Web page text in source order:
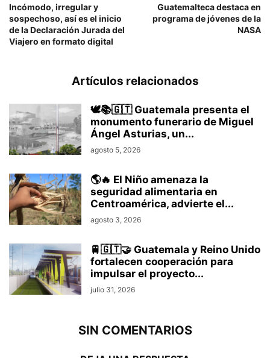
Incómodo, irregular y
sospechoso, así es el inicio
de la Declaración Jurada del
Viajero en formato digital
Guatemalteca destaca en
programa de jóvenes de la
NASA
Artículos relacionados
🕊️📚🇬🇹 Guatemala presenta el
monumento funerario de Miguel
Ángel Asturias, un...
agosto 5, 2026
🌎🔥 El Niño amenaza la
seguridad alimentaria en
Centroamérica, advierte el...
agosto 3, 2026
🚆🇬🇹🤝 Guatemala y Reino Unido
fortalecen cooperación para
impulsar el proyecto...
julio 31, 2026
SIN COMENTARIOS